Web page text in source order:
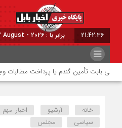
21:42:37 برابر با : Friday - 7 August - 2026
بابت تأمین گندم یا پرداخت مطالبات وجود
خانه آرشیو اخبار مهم
سیاسی
مجلس